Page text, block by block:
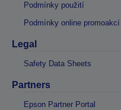
Podmínky použití
Podmínky online promoakcí
Legal
Safety Data Sheets
Partners
Epson Partner Portal